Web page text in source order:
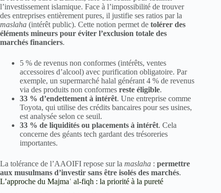
l’investissement islamique. Face à l’impossibilité de trouver
des entreprises entièrement pures, il justifie ses ratios par la
maslaha (intérêt public). Cette notion permet de tolérer des
éléments mineurs pour éviter l’exclusion totale des
marchés financiers.
5 % de revenus non conformes (intérêts, ventes
accessoires d’alcool) avec purification obligatoire. Par
exemple, un supermarché halal générant 4 % de revenus
via des produits non conformes reste éligible.
33 % d’endettement à intérêt. Une entreprise comme
Toyota, qui utilise des crédits bancaires pour ses usines,
est analysée selon ce seuil.
33 % de liquidités ou placements à intérêt. Cela
concerne des géants tech gardant des trésoreries
importantes.
La tolérance de l’AAOIFI repose sur la maslaha : permettre
aux musulmans d’investir sans être isolés des marchés.
L’approche du Majmaʿ al-fiqh : la priorité à la pureté